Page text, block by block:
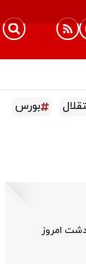
بورس
امروز